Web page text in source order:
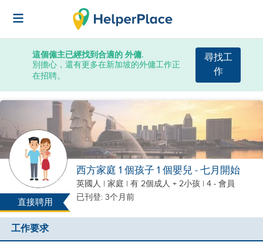
這個僱主已經找到合適的 外傭.
別擔心，還有更多在新加坡的外傭工作正
在招聘。
尋找工
作
直接聘用
西方家庭 1 個孩子 1 個嬰兒 - 七月開始
英國人 | 家庭 | 有 2個成人 + 2小孩 | 4 - 會員
已刊登: 3个月前
工作要求